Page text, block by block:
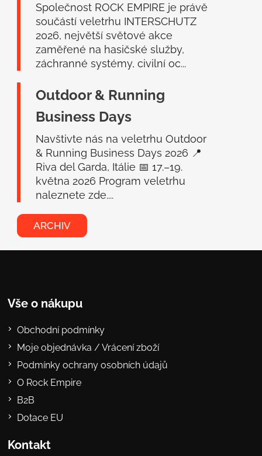
Společnost ROCK EMPIRE je právě
součástí veletrhu INTERSCHUTZ
2026, největší světové akce
zaměřené na hasičské služby,
záchranné systémy, civilní oc...
Outdoor & Running
Business Days
Navštivte nás na veletrhu Outdoor
& Running Business Days 2026 📍
Riva del Garda, Itálie 📅 17.–19.
května 2026 Program veletrhu
naleznete zde....
ARCHIV
Vše o nákupu
Obchodní podmínky
Moje objednávka / Vrácení zboží
Podmínky ochrany osobních údajů
O Rock Empire
B2B
Dotace EU
Kontakt